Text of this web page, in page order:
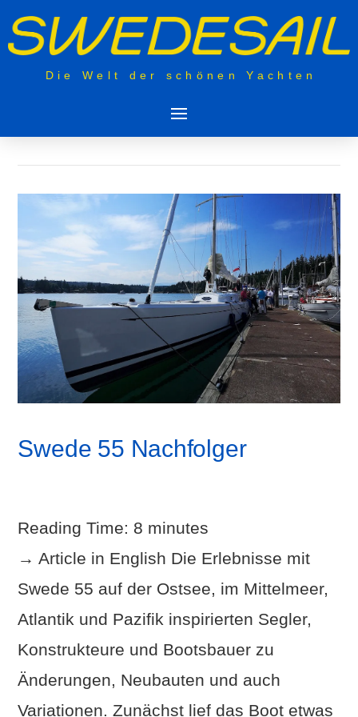
Die Welt der schönen Yachten
Swede 55 Nachfolger
Reading Time: 8 minutes
→ Article in English Die Erlebnisse mit
Swede 55 auf der Ostsee, im Mittelmeer,
Atlantik und Pazifik inspirierten Segler,
Konstrukteure und Bootsbauer zu
Änderungen, Neubauten und auch
Variationen. Zunächst lief das Boot etwas